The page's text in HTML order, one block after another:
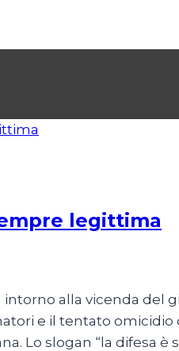
legittima
alla vicenda del
e il tentato
Lo slogan “la difesa